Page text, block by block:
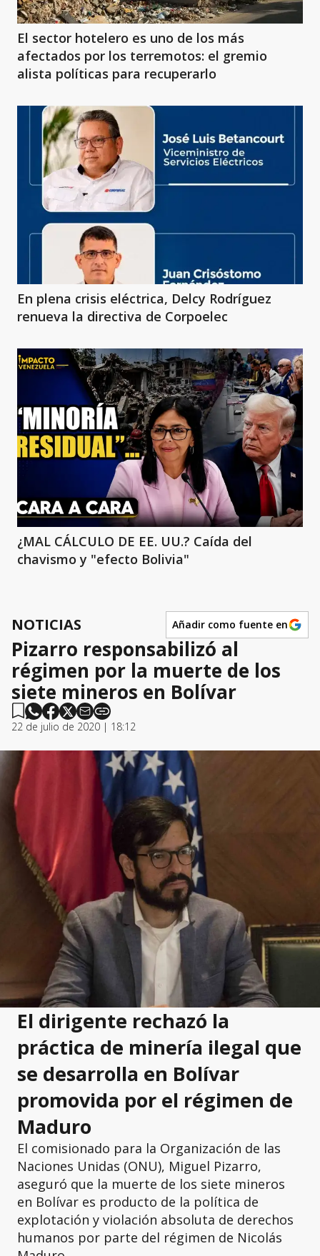
El sector hotelero es uno de los más
afectados por los terremotos: el gremio
alista políticas para recuperarlo
En plena crisis eléctrica, Delcy Rodríguez
renueva la directiva de Corpoelec
¿MAL CÁLCULO DE EE. UU.? Caída del
chavismo y "efecto Bolivia"
NOTICIAS Añadir como fuente en
Pizarro responsabilizó al
régimen por la muerte de los
siete mineros en Bolívar
22 de julio de 2020 | 18:12
El dirigente rechazó la
práctica de minería ilegal que
se desarrolla en Bolívar
promovida por el régimen de
Maduro
El comisionado para la Organización de las
Naciones Unidas (ONU), Miguel Pizarro,
aseguró que la muerte de los siete mineros
en Bolívar es producto de la política de
explotación y violación absoluta de derechos
humanos por parte del régimen de Nicolás